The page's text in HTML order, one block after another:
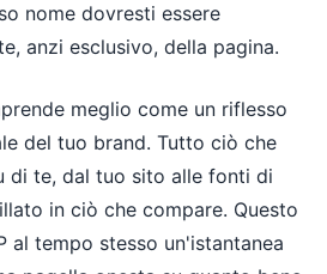
nome dovresti essere
anzi esclusivo, della pagina.
meglio come un riflesso
del tuo brand. Tutto ciò che
di te, dal tuo sito alle fonti di
in ciò che compare. Questo
al tempo stesso un'istantanea